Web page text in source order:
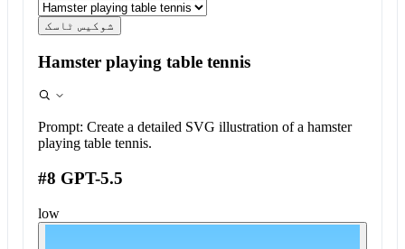
شوکیس ٹاسک
Hamster playing table tennis
Prompt: Create a detailed SVG illustration of a hamster
playing table tennis.
#8 GPT-5.5
low